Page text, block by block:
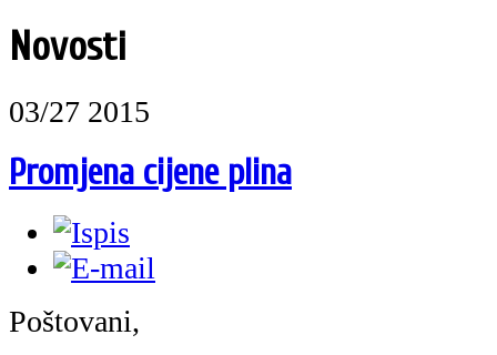
Novosti
03/27 2015
Promjena cijene plina
Poštovani,